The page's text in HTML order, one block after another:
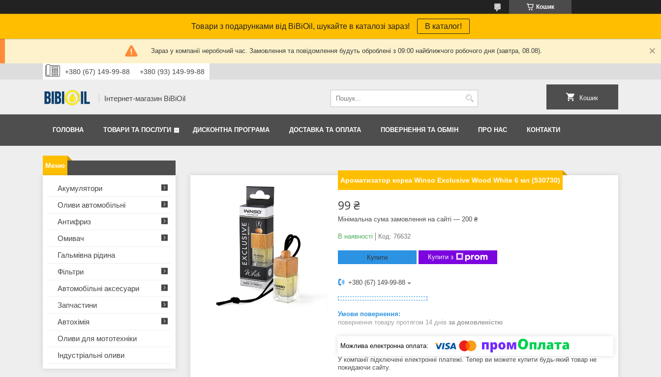
Кошик
Товари з подарунками від BiBiOil, шукайте в каталозі зараз! В каталог!
Зараз у компанії неробочий час. Замовлення та повідомлення будуть оброблені з 09:00 найближчого робочого дня (завтра, 08.08).
+380 (67) 149-99-88 +380 (93) 149-99-88
Інтернет-магазин BiBiOil Кошик
ГОЛОВНА ТОВАРИ ТА ПОСЛУГИ ДИСКОНТНА ПРОГРАМА ДОСТАВКА ТА ОПЛАТА ПОВЕРНЕННЯ ТА ОБМIН ПРО НАС КОНТАКТИ
Ароматизатор корка Winso Exclusive Wood White 6 мл (530730)
99 ₴
Мінімальна сума замовлення на сайті — 200 ₴
В наявності Код: 76632
Купити Купити з
+380 (67) 149-99-88
повернення товару протягом 14 днів за домовленістю
У компанії підключені електронні платежі. Тепер ви можете купити будь-який товар не
покидаючи сайту.
Акумулятори
Оливи автомобільні
Антифриз
Омивач
Гальмівна рідина
Фільтри
Автомобільні аксесуари
Запчастини
Автохімія
Оливи для мототехнiки
Iндустрiальнi оливи